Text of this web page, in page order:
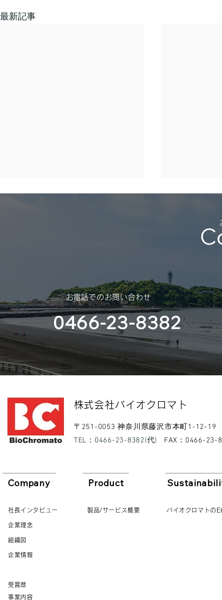
最新記事
（神奈川大
部様）
​お電話でのお問い合わせ
0466-23-8382
​株式会社バイオクロマト​
​〒251-0053 神奈川県藤沢市本町1-12-19
​TEL：0466-23-8382(代)
​FAX：0466-23-
Company
社長インタビュー
企業理念
組織図
企業情報
受賞歴
Product
製品/サービス概要
事業内容
バイオクロマトの